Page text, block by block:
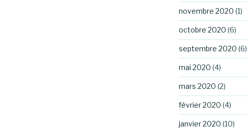
novembre 2020 (1)
octobre 2020 (6)
septembre 2020 (6)
mai 2020 (4)
mars 2020 (2)
février 2020 (4)
janvier 2020 (10)